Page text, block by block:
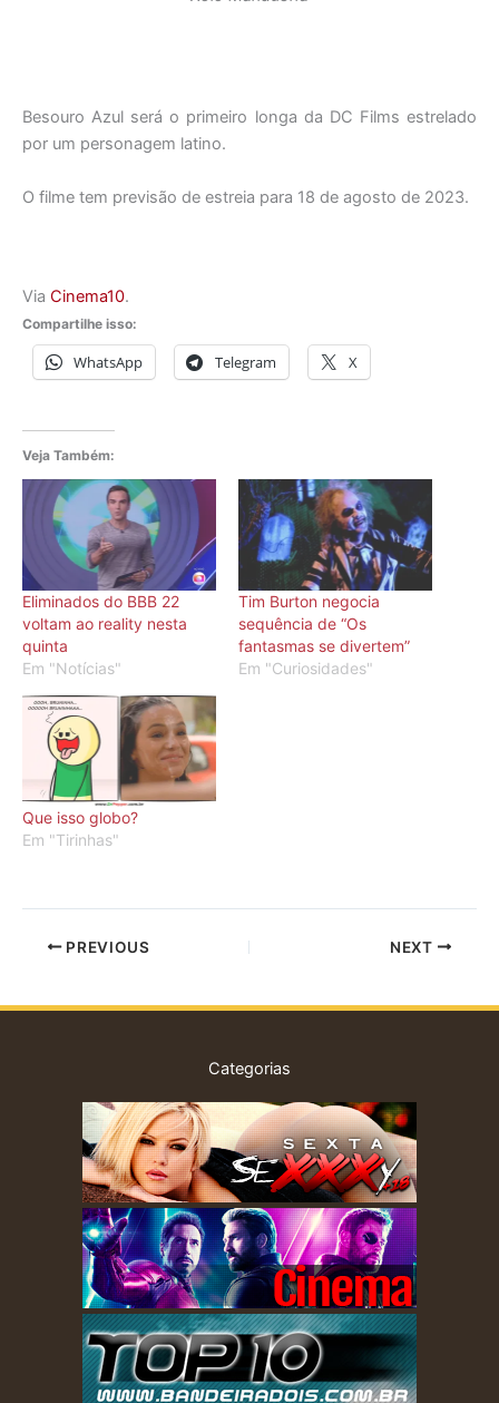
Besouro Azul será o primeiro longa da DC Films estrelado
por um personagem latino.
O filme tem previsão de estreia para 18 de agosto de 2023.
Via Cinema10.
Compartilhe isso:
WhatsApp Telegram X
Veja Também:
Eliminados do BBB 22
voltam ao reality nesta
quinta
Em "Notícias"
Tim Burton negocia
sequência de “Os
fantasmas se divertem”
Em "Curiosidades"
Que isso globo?
Em "Tirinhas"
PREVIOUS NEXT
Categorias